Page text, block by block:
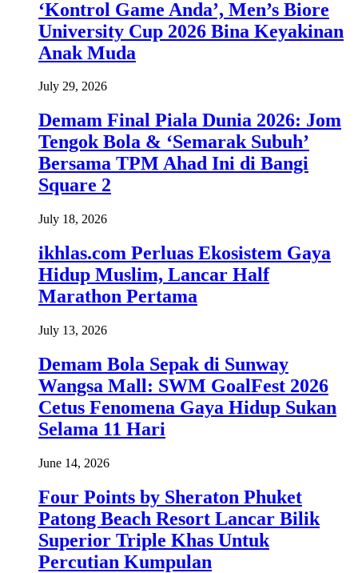
‘Kontrol Game Anda’, Men’s Biore
University Cup 2026 Bina Keyakinan
Anak Muda
July 29, 2026
Demam Final Piala Dunia 2026: Jom
Tengok Bola & ‘Semarak Subuh’
Bersama TPM Ahad Ini di Bangi
Square 2
July 18, 2026
ikhlas.com Perluas Ekosistem Gaya
Hidup Muslim, Lancar Half
Marathon Pertama
July 13, 2026
Demam Bola Sepak di Sunway
Wangsa Mall: SWM GoalFest 2026
Cetus Fenomena Gaya Hidup Sukan
Selama 11 Hari
June 14, 2026
Four Points by Sheraton Phuket
Patong Beach Resort Lancar Bilik
Superior Triple Khas Untuk
Percutian Kumpulan